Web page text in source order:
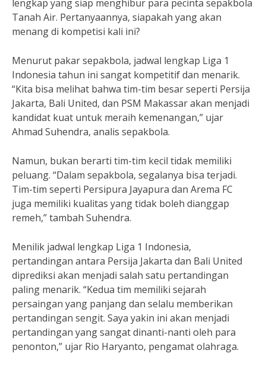
lengkap yang siap menghibur para pecinta sepakbola
Tanah Air. Pertanyaannya, siapakah yang akan
menang di kompetisi kali ini?
Menurut pakar sepakbola, jadwal lengkap Liga 1
Indonesia tahun ini sangat kompetitif dan menarik.
“Kita bisa melihat bahwa tim-tim besar seperti Persija
Jakarta, Bali United, dan PSM Makassar akan menjadi
kandidat kuat untuk meraih kemenangan,” ujar
Ahmad Suhendra, analis sepakbola.
Namun, bukan berarti tim-tim kecil tidak memiliki
peluang. “Dalam sepakbola, segalanya bisa terjadi.
Tim-tim seperti Persipura Jayapura dan Arema FC
juga memiliki kualitas yang tidak boleh dianggap
remeh,” tambah Suhendra.
Menilik jadwal lengkap Liga 1 Indonesia,
pertandingan antara Persija Jakarta dan Bali United
diprediksi akan menjadi salah satu pertandingan
paling menarik. “Kedua tim memiliki sejarah
persaingan yang panjang dan selalu memberikan
pertandingan sengit. Saya yakin ini akan menjadi
pertandingan yang sangat dinanti-nanti oleh para
penonton,” ujar Rio Haryanto, pengamat olahraga.